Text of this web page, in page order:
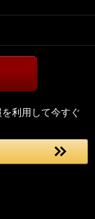
利用して今すぐ